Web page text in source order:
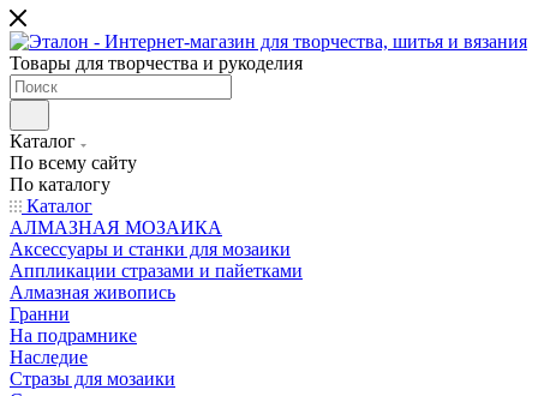
Товары для творчества и рукоделия
Каталог
По всему сайту
По каталогу
Каталог
АЛМАЗНАЯ МОЗАИКА
Аксессуары и станки для мозаики
Аппликации стразами и пайетками
Алмазная живопись
Гранни
На подрамнике
Наследие
Стразы для мозаики